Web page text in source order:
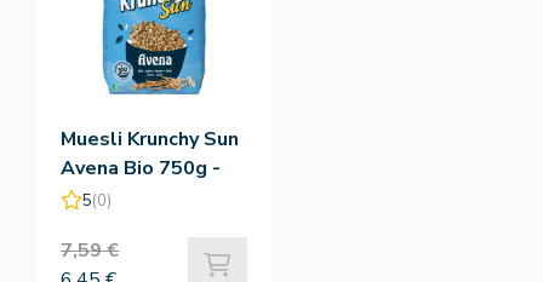
Muesli Krunchy Sun
Avena Bio 750g -
Barnhouse
5(0)
7,59 €